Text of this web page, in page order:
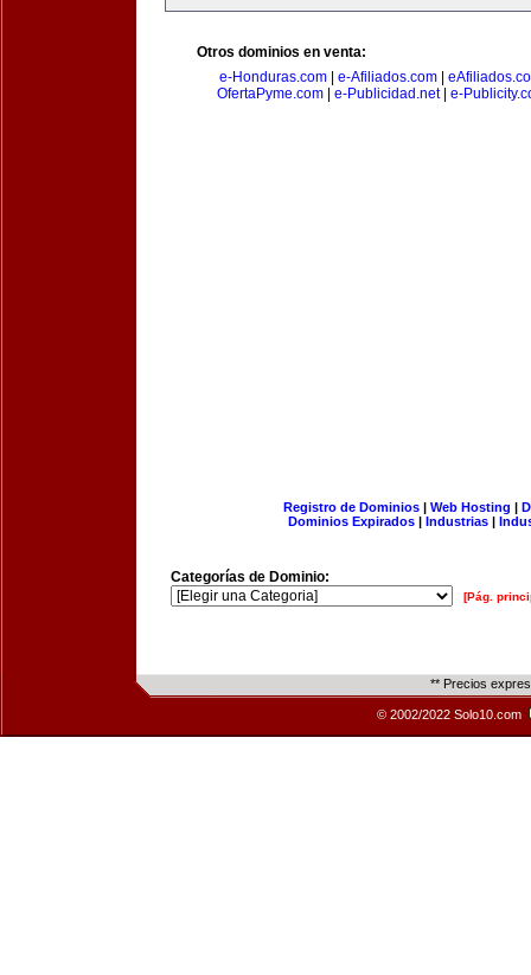
Otros dominios en venta:
e-Honduras.com| e-Afiliados.com|
OfertaPyme.com| e-Publicidad.net| e-
Registro de Dominios| Web Hosting |
Dominios Expirados | Industrias |
Categorías de Dominio:
[Pág.
** Precios
© 2002/2022 Solo10.com